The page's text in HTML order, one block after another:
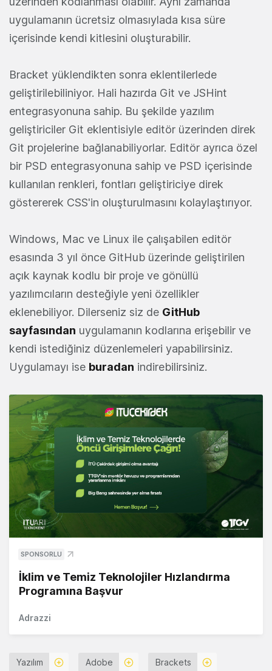
uygulamanın ücretsiz olmasıylada kısa süre
içerisinde kendi kitlesini oluşturabilir.
Bracket yüklendikten sonra eklentilerlede
geliştirilebiliniyor. Hali hazırda Git ve JSHint
entegrasyonuna sahip. Bu şekilde yazılım
geliştiriciler Git eklentisiyle editör üzerinden direk
Git projelerine bağlanabiliyorlar. Editör ayrıca özel
bir PSD entegrasyonuna sahip ve PSD içerisinde
kullanılan renkleri, fontları geliştiriciye direk
göstererek CSS'in oluşturulmasını kolaylaştırıyor.
Windows, Mac ve Linux ile çalışabilen editör
esasında 3 yıl önce GitHub üzerinde geliştirilen
açık kaynak kodlu bir proje ve gönüllü
yazılımcıların desteğiyle yeni özellikler
eklenebiliyor. Dilerseniz siz de GitHub
sayfasından uygulamanın kodlarına erişebilir ve
kendi istediğiniz düzenlemeleri yapabilirsiniz.
Uygulamayı ise buradan indirebilirsiniz.
SPONSORLU
İklim ve Temiz Teknolojiler Hızlandırma
Programına Başvur
Adrazzi
Yazılım Adobe Brackets